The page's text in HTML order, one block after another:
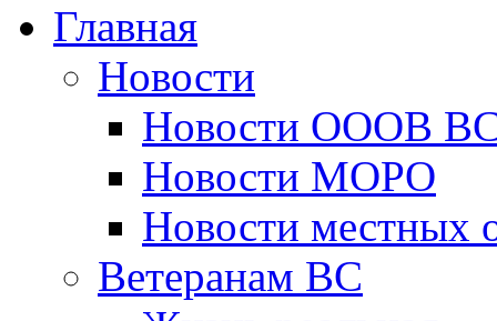
Главная
Новости
Новости ОООВ
Новости МОРО
Новости местных
Ветеранам ВС